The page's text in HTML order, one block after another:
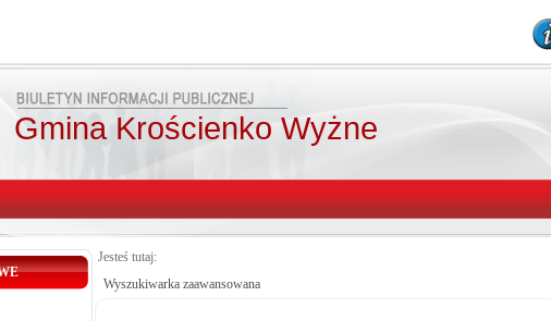
Gmina Krościenko Wyżne
Jesteś tutaj:
Wyszukiwarka zaawansowana